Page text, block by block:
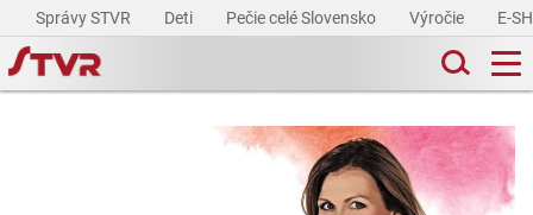
Správy STVR Deti Pečie celé Slovensko Výročie E-